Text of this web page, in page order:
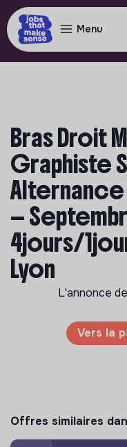
Menu
Bras Droit
Graphiste
Alternance
—
4jours/
Lyon
L'annonce de
Vers la
Offres similaires